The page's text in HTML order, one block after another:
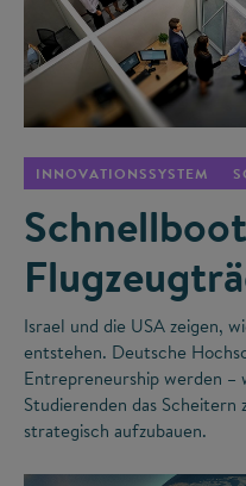
INNOVATIONSSYSTEM
Israel und die USA zeigen,
entstehen. Deutsche
Entrepreneurship werden –
Studierenden das
strategisch aufzubauen.